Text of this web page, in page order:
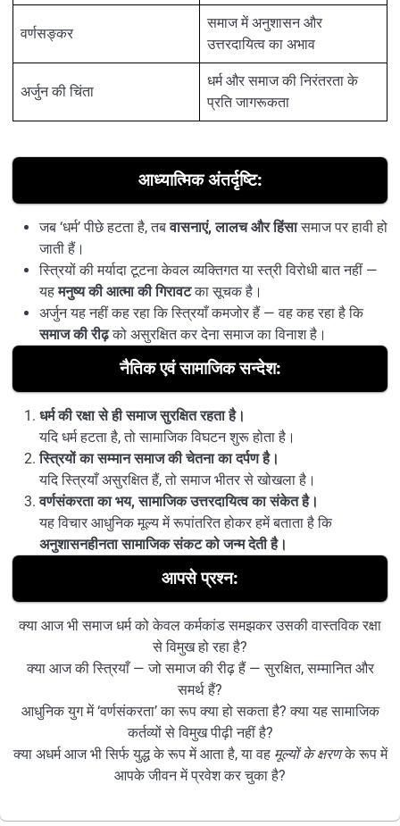
वर्णसङ्कर
समाज में अनुशासन और
उत्तरदायित्व का अभाव
अर्जुन की चिंता
धर्म और समाज की निरंतरता के
प्रति जागरूकता
आध्यात्मिक अंतर्दृष्टि:
जब ‘धर्म’ पीछे हटता है, तबवासनाएं, लालच और हिंसासमाज पर हावी हो
जाती हैं।
स्त्रियों की मर्यादा टूटना केवल व्यक्तिगत या स्त्री विरोधी बात नहीं —
यहमनुष्य की आत्मा की गिरावटका सूचक है।
अर्जुन यह नहीं कह रहा कि स्त्रियाँ कमजोर हैं — वह कह रहा है कि
समाज की रीढ़को असुरक्षित कर देना समाज का विनाश है।
नैतिक एवं सामाजिक सन्देश:
धर्म की रक्षा से ही समाज सुरक्षित रहता है।
यदि धर्म हटता है, तो सामाजिक विघटन शुरू होता है।
स्त्रियों का सम्मान समाज की चेतना का दर्पण है।
यदि स्त्रियाँ असुरक्षित हैं, तो समाज भीतर से खोखला है।
वर्णसंकरता का भय, सामाजिक उत्तरदायित्व का संकेत है।
यह विचार आधुनिक मूल्य में रूपांतरित होकर हमें बताता है कि
अनुशासनहीनता सामाजिक संकट को जन्म देती है।
आपसे प्रश्न:
क्या आज भी समाज धर्म को केवल कर्मकांड समझकर उसकी वास्तविक रक्षा
से विमुख हो रहा है?
क्या आज की स्त्रियाँ — जो समाज की रीढ़ हैं — सुरक्षित, सम्मानित और
समर्थ हैं?
आधुनिक युग में ‘वर्णसंकरता’ का रूप क्या हो सकता है? क्या यह सामाजिक
कर्तव्यों से विमुख पीढ़ी नहीं है?
क्या अधर्म आज भी सिर्फ युद्ध के रूप में आता है, या वह मूल्यों के क्षरणके रूप में
आपके जीवन में प्रवेश कर चुका है?